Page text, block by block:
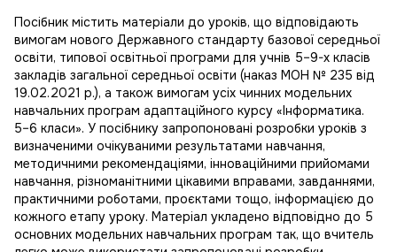
Посібник містить матеріали до уроків, що відповідають
вимогам нового Державного стандарту базової середньої
освіти, типової освітньої програми для учнів 5–9-х класів
закладів загальної середньої освіти (наказ МОН № 235 від
19.02.2021 р.), а також вимогам усіх чинних модельних
навчальних програм адаптаційного курсу «Інформатика.
5–6 класи». У посібнику запропоновані розробки уроків з
визначеними очікуваними результатами навчання,
методичними рекомендаціями, інноваційними прийомами
навчання, різноманітними цікавими вправами, завданнями,
практичними роботами, проєктами тощо, інформацією до
кожного етапу уроку. Матеріал укладено відповідно до 5
основних модельних навчальних програм так, що вчитель